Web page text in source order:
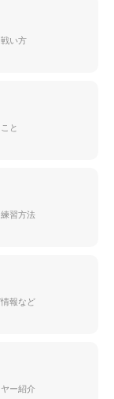
い方
と
習方法
報など
ー紹介